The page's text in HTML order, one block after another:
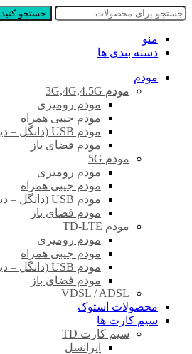
جستجو کنید
منو
دسته بندی ها
مودم
مودم 3G,4G,4.5G
مودم رومیزی
مودم جیبی همراه
مودم USB (دانگل – دینگل)
مودم فضای باز
مودم 5G
مودم رومیزی
مودم جیبی همراه
مودم USB (دانگل – دینگل)
مودم فضای باز
مودم TD-LTE
مودم رومیزی
مودم جیبی همراه
مودم USB (دانگل – دینگل)
مودم فضای باز
VDSL / ADSL
محصولات استوک
سیم کارت ها
سیم کارت TD
ایرانسل